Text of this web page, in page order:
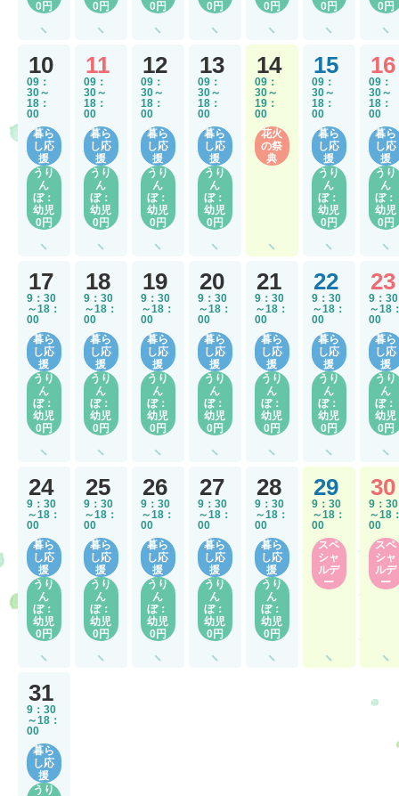
0円
0円
0円
0円
0円
0円
0円
10
09：
30～
18：
00
暮ら
し応
援
うり
ん
ぼ：
幼児
0円
11
09：
30～
18：
00
暮ら
し応
援
うり
ん
ぼ：
幼児
0円
12
09：
30～
18：
00
暮ら
し応
援
うり
ん
ぼ：
幼児
0円
13
09：
30～
18：
00
暮ら
し応
援
うり
ん
ぼ：
幼児
0円
14
09：
30～
19：
00
花火
の祭
典
15
09：
30～
18：
00
暮ら
し応
援
うり
ん
ぼ：
幼児
0円
16
09：
30～
18：
00
暮ら
し応
援
うり
ん
ぼ：
幼児
0円
17
9：30
～18：
00
暮ら
し応
援
うり
ん
ぼ：
幼児
0円
18
9：30
～18：
00
暮ら
し応
援
うり
ん
ぼ：
幼児
0円
19
9：30
～18：
00
暮ら
し応
援
うり
ん
ぼ：
幼児
0円
20
9：30
～18：
00
暮ら
し応
援
うり
ん
ぼ：
幼児
0円
21
9：30
～18：
00
暮ら
し応
援
うり
ん
ぼ：
幼児
0円
22
9：30
～18：
00
暮ら
し応
援
うり
ん
ぼ：
幼児
0円
23
9：30
～18
00
暮ら
し応
援
うり
ん
ぼ：
幼児
0円
24
9：30
～18：
00
暮ら
し応
援
うり
ん
ぼ：
幼児
0円
25
9：30
～18：
00
暮ら
し応
援
うり
ん
ぼ：
幼児
0円
26
9：30
～18：
00
暮ら
し応
援
うり
ん
ぼ：
幼児
0円
27
9：30
～18：
00
暮ら
し応
援
うり
ん
ぼ：
幼児
0円
28
9：30
～18：
00
暮ら
し応
援
うり
ん
ぼ：
幼児
0円
29
9：30
～18：
00
スペ
シャ
ルデ
ー
30
9：30
～18
00
スペ
シャ
ルデ
ー
31
9：30
～18：
00
暮ら
し応
援
うり